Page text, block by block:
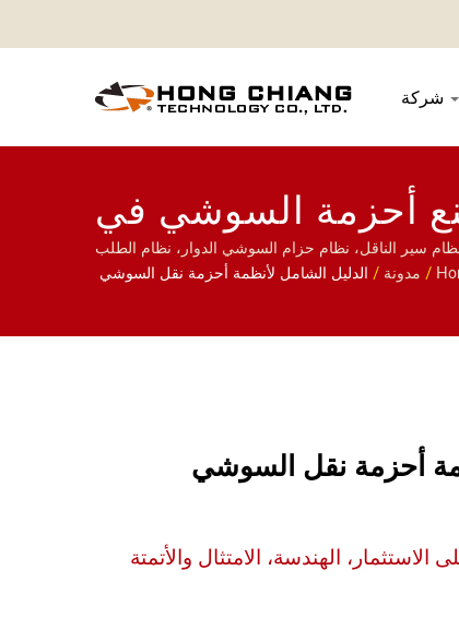
أحزمة السوشي في
تايوان | هونغ تشيانغ
سير الناقل، نظام حزام السوشي الدوار، نظام الطلب
والأدوات المنزلية. مرحبًا بكم في الاتصال بنا.
/ مدونة / الدليل الشامل لأنظمة أحزمة نقل السوشي
أحزمة نقل السوشي
الاستثمار، الهندسة، الامتثال والأتمتة